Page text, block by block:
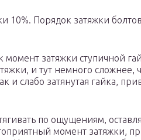
10%. Порядок затяжки
затяжки ступичной
и тут немного сложнее,
и слабо затянутая гайка,
по ощущениям,
момент затяжки,